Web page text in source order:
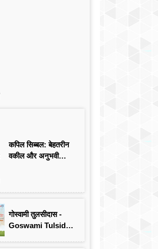
कपिल सिब्बल: बेहतरीन
वकील और अनुभवी
गोस्वामी तुलसीदास -
Goswami Tulsidas: